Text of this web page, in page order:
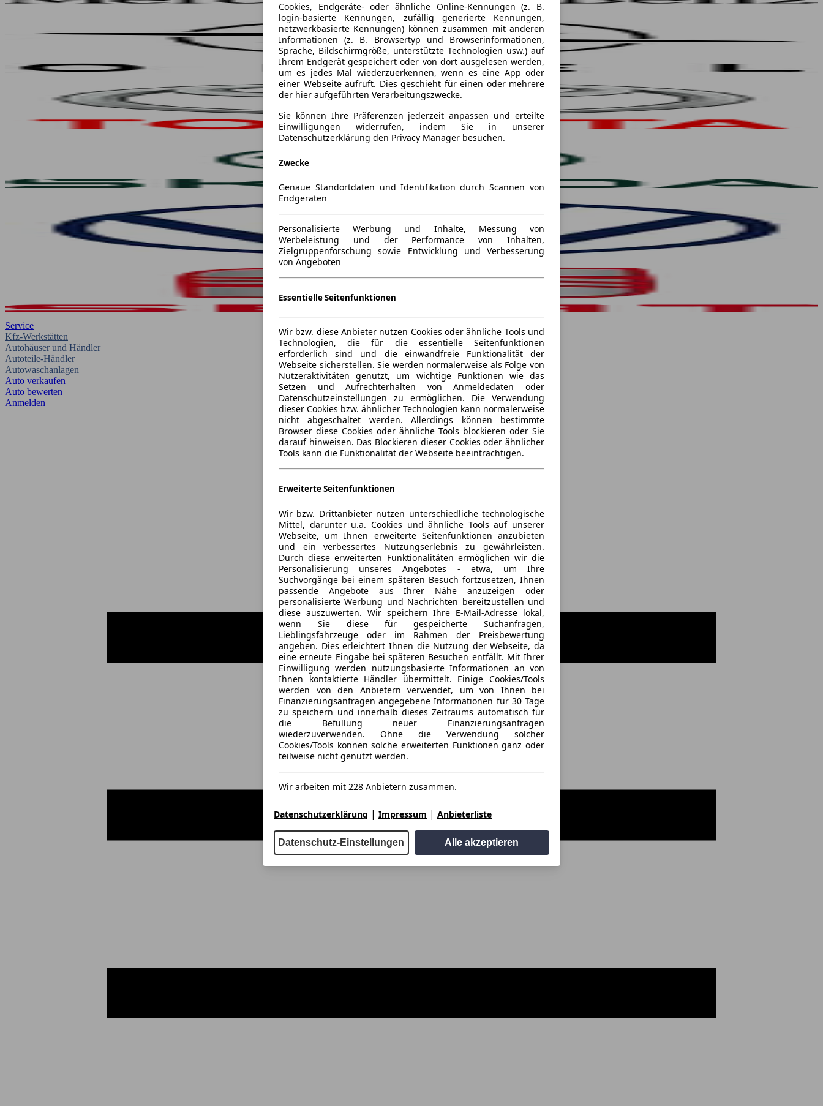
Service
Kfz-Werkstätten
Autohäuser und Händler
Autoteile-Händler
Autowaschanlagen
Auto verkaufen
Auto bewerten
Anmelden
Cookies, Endgeräte- oder ähnliche Online-Kennungen (z. B.
login-basierte Kennungen, zufällig generierte Kennungen,
netzwerkbasierte Kennungen) können zusammen mit anderen
Informationen (z. B. Browsertyp und Browserinformationen,
Sprache, Bildschirmgröße, unterstützte Technologien usw.) auf
Ihrem Endgerät gespeichert oder von dort ausgelesen werden,
um es jedes Mal wiederzuerkennen, wenn es eine App oder
einer Webseite aufruft. Dies geschieht für einen oder mehrere
der hier aufgeführten Verarbeitungszwecke.
Sie können Ihre Präferenzen jederzeit anpassen und erteilte
Einwilligungen widerrufen, indem Sie in unserer
Datenschutzerklärung den Privacy Manager besuchen.
Zwecke
Genaue Standortdaten und Identifikation durch Scannen von
Endgeräten
Personalisierte Werbung und Inhalte, Messung von
Werbeleistung und der Performance von Inhalten,
Zielgruppenforschung sowie Entwicklung und Verbesserung
von Angeboten
Essentielle Seitenfunktionen
Wir bzw. diese Anbieter nutzen Cookies oder ähnliche Tools und
Technologien, die für die essentielle Seitenfunktionen
erforderlich sind und die einwandfreie Funktionalität der
Webseite sicherstellen. Sie werden normalerweise als Folge von
Nutzeraktivitäten genutzt, um wichtige Funktionen wie das
Setzen und Aufrechterhalten von Anmeldedaten oder
Datenschutzeinstellungen zu ermöglichen. Die Verwendung
dieser Cookies bzw. ähnlicher Technologien kann normalerweise
nicht abgeschaltet werden. Allerdings können bestimmte
Browser diese Cookies oder ähnliche Tools blockieren oder Sie
darauf hinweisen. Das Blockieren dieser Cookies oder ähnlicher
Tools kann die Funktionalität der Webseite beeinträchtigen.
Erweiterte Seitenfunktionen
Wir bzw. Drittanbieter nutzen unterschiedliche technologische
Mittel, darunter u.a. Cookies und ähnliche Tools auf unserer
Webseite, um Ihnen erweiterte Seitenfunktionen anzubieten
und ein verbessertes Nutzungserlebnis zu gewährleisten.
Durch diese erweiterten Funktionalitäten ermöglichen wir die
Personalisierung unseres Angebotes - etwa, um Ihre
Suchvorgänge bei einem späteren Besuch fortzusetzen, Ihnen
passende Angebote aus Ihrer Nähe anzuzeigen oder
personalisierte Werbung und Nachrichten bereitzustellen und
diese auszuwerten. Wir speichern Ihre E-Mail-Adresse lokal,
wenn Sie diese für gespeicherte Suchanfragen,
Lieblingsfahrzeuge oder im Rahmen der Preisbewertung
angeben. Dies erleichtert Ihnen die Nutzung der Webseite, da
eine erneute Eingabe bei späteren Besuchen entfällt. Mit Ihrer
Einwilligung werden nutzungsbasierte Informationen an von
Ihnen kontaktierte Händler übermittelt. Einige Cookies/Tools
werden von den Anbietern verwendet, um von Ihnen bei
Finanzierungsanfragen angegebene Informationen für 30 Tage
zu speichern und innerhalb dieses Zeitraums automatisch für
die Befüllung neuer Finanzierungsanfragen
wiederzuverwenden. Ohne die Verwendung solcher
Cookies/Tools können solche erweiterten Funktionen ganz oder
teilweise nicht genutzt werden.
Wir arbeiten mit 228 Anbietern zusammen.
Datenschutzerklärung | Impressum | Anbieterliste
Datenschutz-Einstellungen Alle akzeptieren